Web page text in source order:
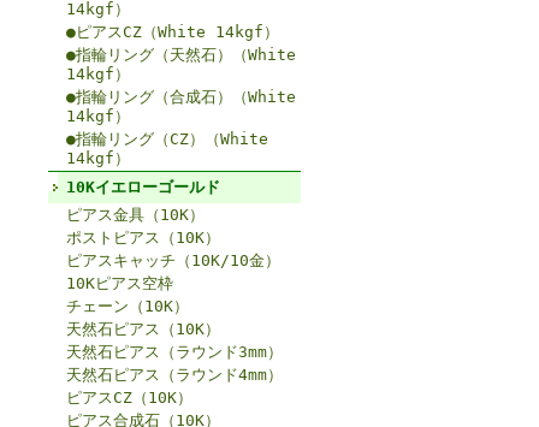
14kgf）
●ピアスCZ（White 14kgf）
●指輪リング（天然石）（White
14kgf）
●指輪リング（合成石）（White
14kgf）
●指輪リング（CZ）（White
14kgf）
10Kイエローゴールド
ピアス金具（10K）
ポストピアス（10K）
ピアスキャッチ（10K/10金）
10Kピアス空枠
チェーン（10K）
天然石ピアス（10K）
天然石ピアス（ラウンド3mm）
天然石ピアス（ラウンド4mm）
ピアスCZ（10K）
ピアス合成石（10K）